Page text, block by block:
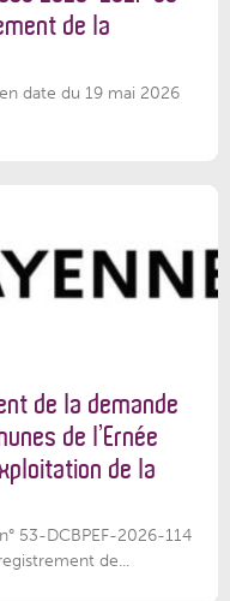
de la
date du 19 mai 2026
de la demande
de l’Ernée
de la
53-DCBPEF-2026-114
de...